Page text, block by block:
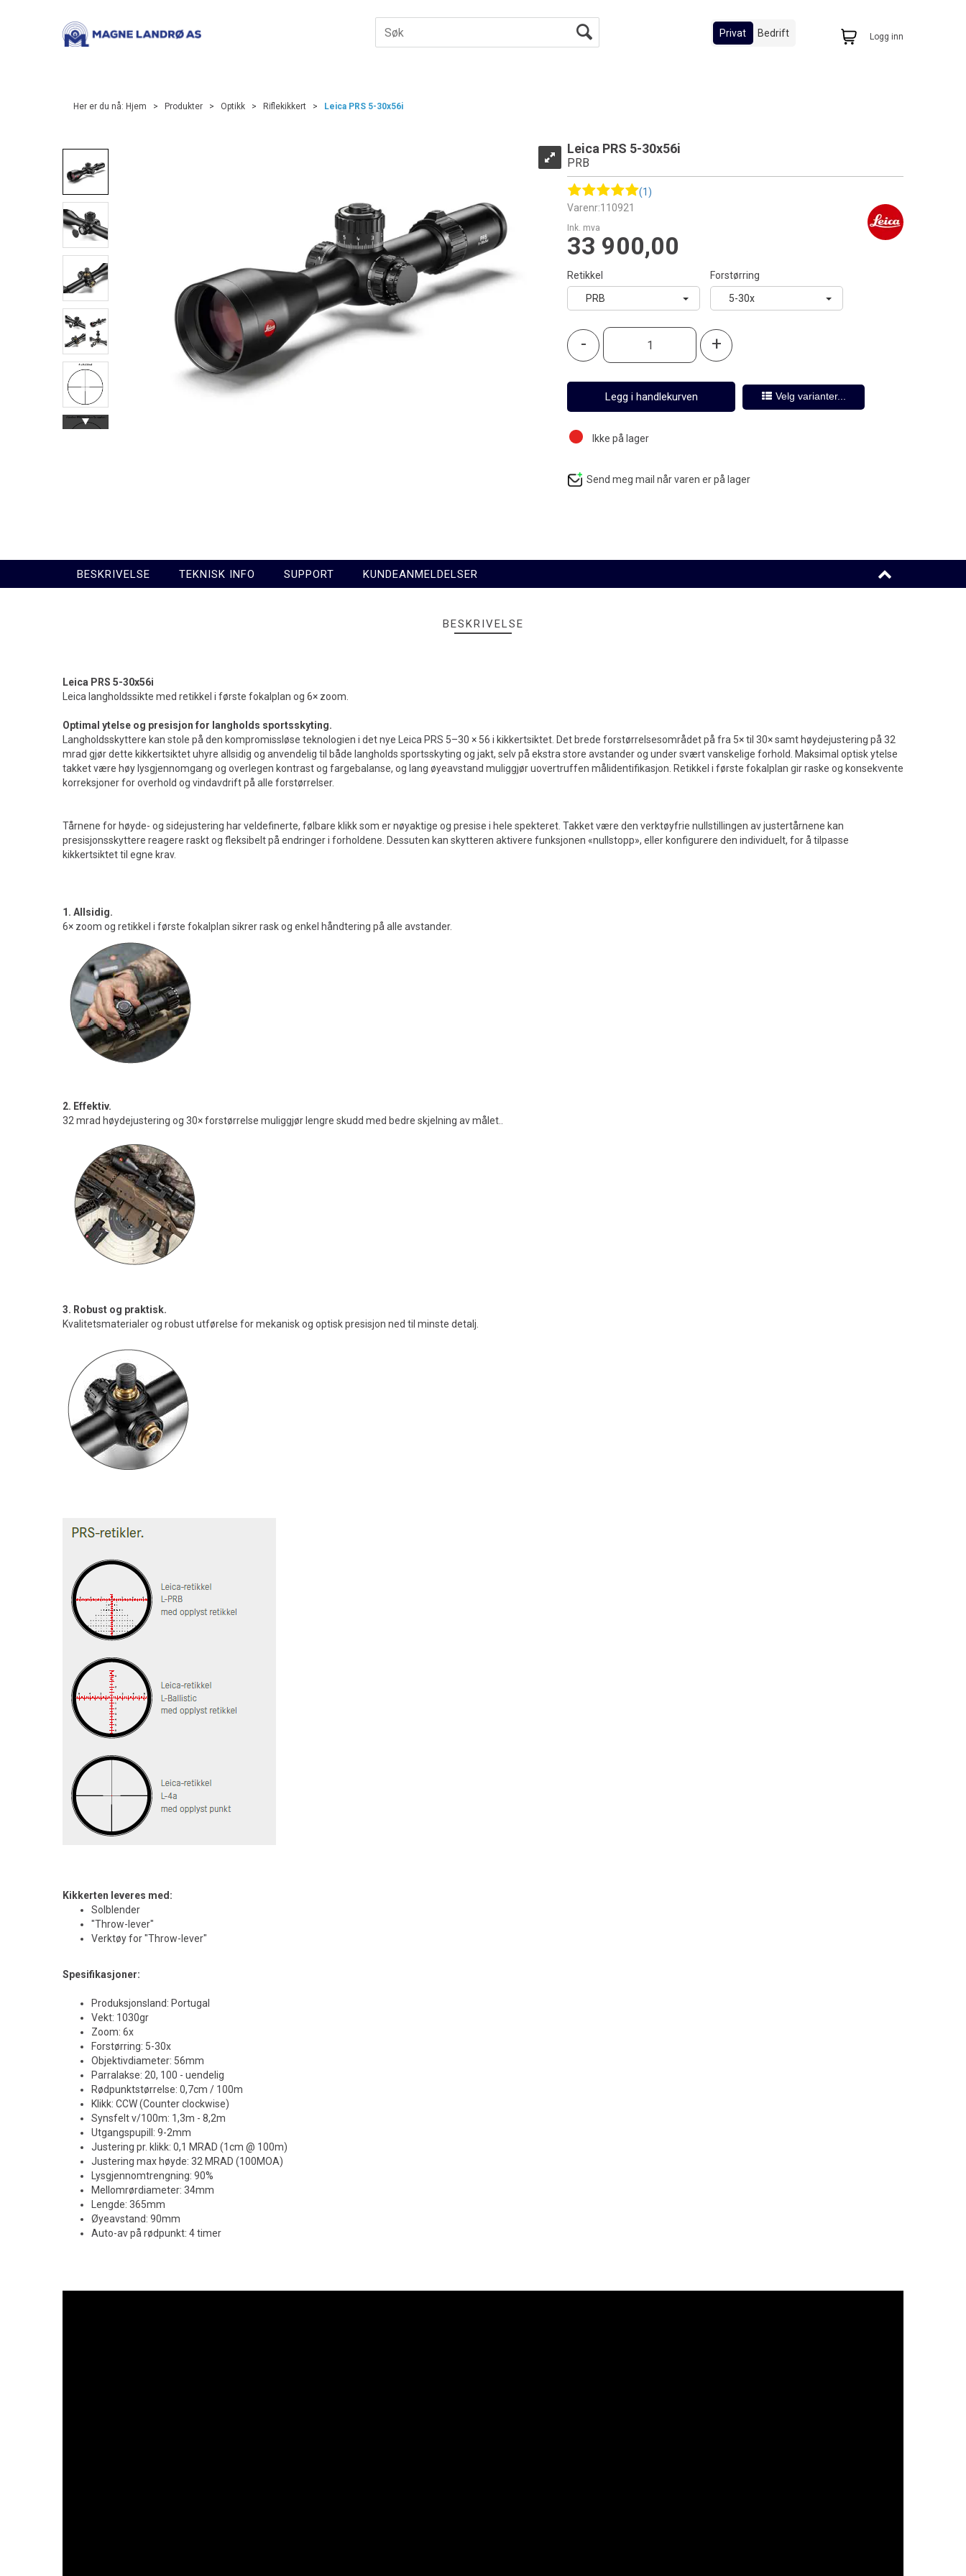
Logg inn
Privat Bedrift
Her er du nå: Hjem > Produkter > Optikk > Riflekikkert > Leica PRS 5-30x56i
Leica PRS 5-30x56i
PRB
(1)
Varenr:110921
Ink. mva
33 900,00
Retikkel
PRB
Forstørring
5-30x
- +
Velg varianter...
Ikke på lager
Send meg mail når varen er på lager
BESKRIVELSE TEKNISK INFO SUPPORT KUNDEANMELDELSER
BESKRIVELSE
Leica PRS 5-30x56i
Leica langholdssikte med retikkel i første fokalplan og 6× zoom.
Optimal ytelse og presisjon for langholds sportsskyting.
Langholdsskyttere kan stole på den kompromissløse teknologien i det nye Leica PRS 5–30 × 56 i kikkertsiktet. Det brede forstørrelsesområdet på fra 5× til 30× samt høydejustering på 32
mrad gjør dette kikkertsiktet uhyre allsidig og anvendelig til både langholds sportsskyting og jakt, selv på ekstra store avstander og under svært vanskelige forhold. Maksimal optisk ytelse
takket være høy lysgjennomgang og overlegen kontrast og fargebalanse, og lang øyeavstand muliggjør uovertruffen målidentifikasjon. Retikkel i første fokalplan gir raske og konsekvente
korreksjoner for overhold og vindavdrift på alle forstørrelser.
Tårnene for høyde- og sidejustering har veldefinerte, følbare klikk som er nøyaktige og presise i hele spekteret. Takket være den verktøyfrie nullstillingen av justertårnene kan
presisjonsskyttere reagere raskt og fleksibelt på endringer i forholdene. Dessuten kan skytteren aktivere funksjonen «nullstopp», eller konfigurere den individuelt, for å tilpasse
kikkertsiktet til egne krav.
1. Allsidig.
6× zoom og retikkel i første fokalplan sikrer rask og enkel håndtering på alle avstander.
2. Effektiv.
32 mrad høydejustering og 30× forstørrelse muliggjør lengre skudd med bedre skjelning av målet..
3. Robust og praktisk.
Kvalitetsmaterialer og robust utførelse for mekanisk og optisk presisjon ned til minste detalj.
Kikkerten leveres med:
Solblender
"Throw-lever"
Verktøy for "Throw-lever"
Spesifikasjoner:
Produksjonsland: Portugal
Vekt: 1030gr
Zoom: 6x
Forstørring: 5-30x
Objektivdiameter: 56mm
Parralakse: 20, 100 - uendelig
Rødpunktstørrelse: 0,7cm / 100m
Klikk: CCW (Counter clockwise)
Synsfelt v/100m: 1,3m - 8,2m
Utgangspupill: 9-2mm
Justering pr. klikk: 0,1 MRAD (1cm @ 100m)
Justering max høyde: 32 MRAD (100MOA)
Lysgjennomtrengning: 90%
Mellomrørdiameter: 34mm
Lengde: 365mm
Øyeavstand: 90mm
Auto-av på rødpunkt: 4 timer